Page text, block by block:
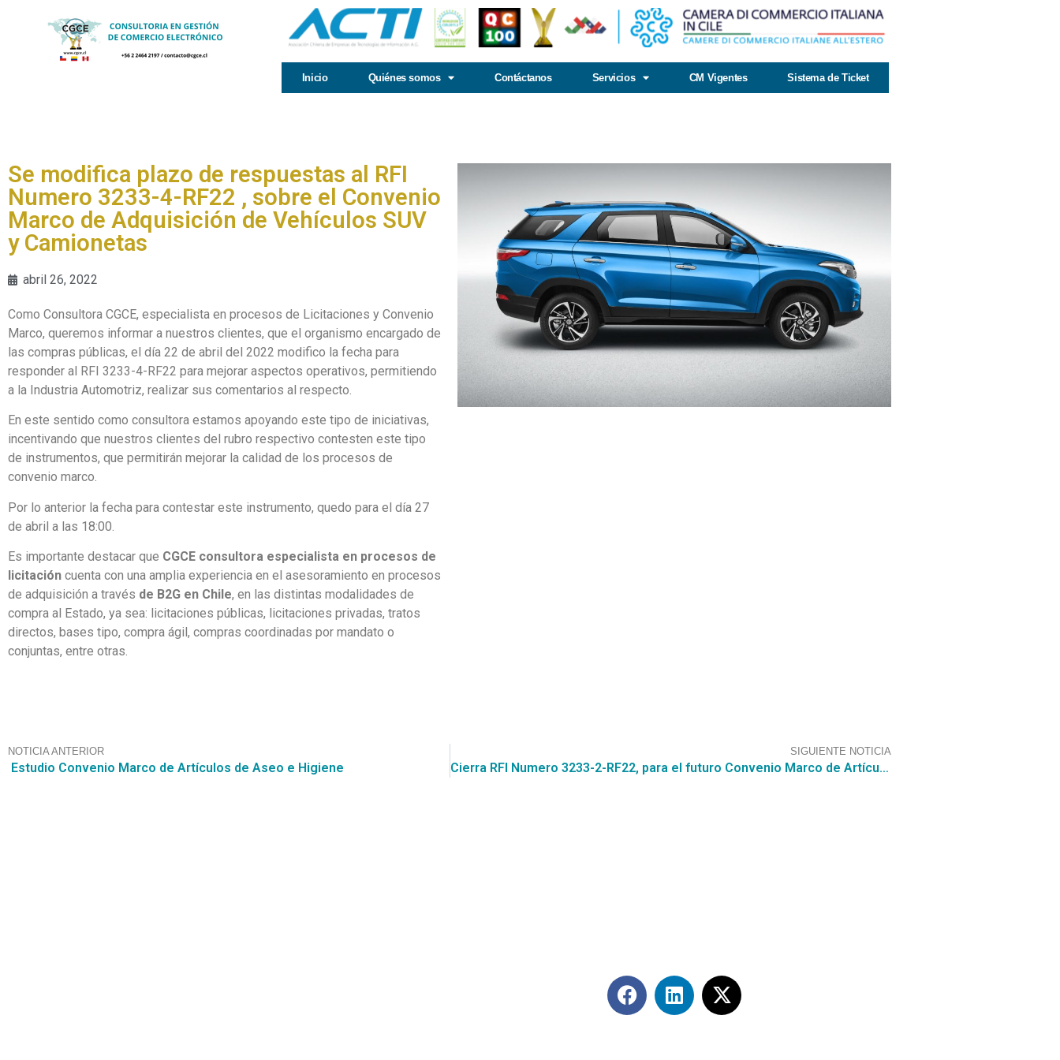
Inicio Quiénes somos Contáctanos Servicios CM Vigentes Sistema de Ticket
Se modifica plazo de respuestas al RFI
Numero 3233-4-RF22 , sobre el Convenio
Marco de Adquisición de Vehículos SUV
y Camionetas
abril 26, 2022
Como Consultora CGCE, especialista en procesos de Licitaciones y Convenio
Marco, queremos informar a nuestros clientes, que el organismo encargado de
las compras públicas, el día 22 de abril del 2022 modifico la fecha para
responder al RFI 3233-4-RF22 para mejorar aspectos operativos, permitiendo
a la Industria Automotriz, realizar sus comentarios al respecto.
En este sentido como consultora estamos apoyando este tipo de iniciativas,
incentivando que nuestros clientes del rubro respectivo contesten este tipo
de instrumentos, que permitirán mejorar la calidad de los procesos de
convenio marco.
Por lo anterior la fecha para contestar este instrumento, quedo para el día 27
de abril a las 18:00.
Es importante destacar que CGCE consultora especialista en procesos de
licitación cuenta con una amplia experiencia en el asesoramiento en procesos
de adquisición a través de B2G en Chile, en las distintas modalidades de
compra al Estado, ya sea: licitaciones públicas, licitaciones privadas, tratos
directos, bases tipo, compra ágil, compras coordinadas por mandato o
conjuntas, entre otras.
NOTICIA ANTERIOR
Estudio Convenio Marco de Artículos de Aseo e Higiene
SIGUIENTE NOTICIA
Cierra RFI Numero 3233-2-RF22, para el futuro Convenio Marco de Artículos de Aseo e Higiene.